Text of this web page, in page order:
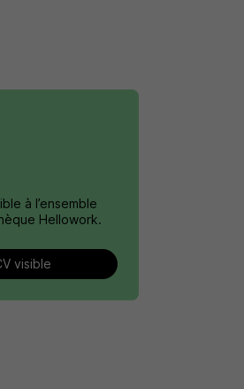
à l’ensemble
Hellowork.
visible